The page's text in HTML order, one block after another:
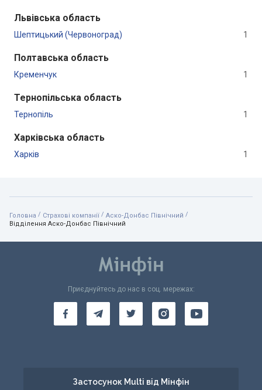
Львівська область
Шептицький (Червоноград) 1
Полтавська область
Кременчук 1
Тернопільська область
Тернопіль 1
Харківська область
Харків 1
Головна / Страхові компанії / Аско-Донбас Північний /
Відділення Аско-Донбас Північний
Приєднуйтесь до нас в соц. мережах:
Застосунок Multi від Мінфін